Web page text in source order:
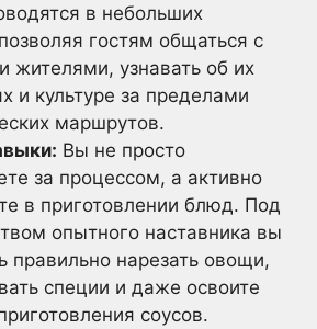
в небольших
гостям общаться с
жителями, узнавать об их
и культуре за пределами
маршрутов.
Вы не просто
за процессом, а активно
в приготовлении блюд. Под
опытного наставника вы
правильно нарезать овощи,
специи и даже освоите
соусов.